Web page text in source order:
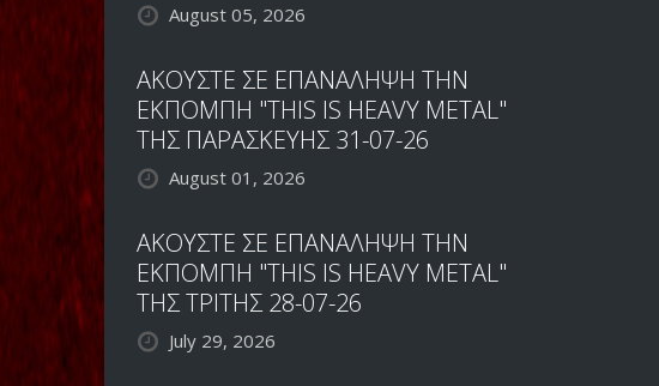
August 05, 2026
ΑΚΟΥΣΤΕ ΣΕ ΕΠΑΝΑΛΗΨΗ ΤΗΝ
ΕΚΠΟΜΠΗ "THIS IS HEAVY METAL"
ΤΗΣ ΠΑΡΑΣΚΕΥΗΣ 31-07-26
August 01, 2026
ΑΚΟΥΣΤΕ ΣΕ ΕΠΑΝΑΛΗΨΗ ΤΗΝ
ΕΚΠΟΜΠΗ "THIS IS HEAVY METAL"
ΤΗΣ ΤΡΙΤΗΣ 28-07-26
July 29, 2026